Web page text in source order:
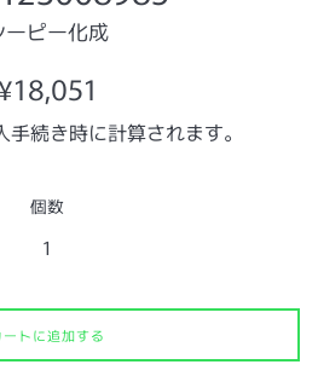
ーピー化成
手続き時に計算されます。
個数
ートに追加する